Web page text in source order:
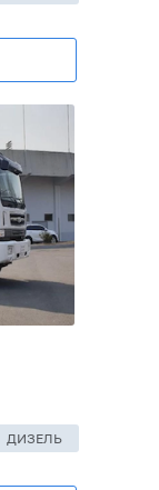
ДИЗЕЛЬ